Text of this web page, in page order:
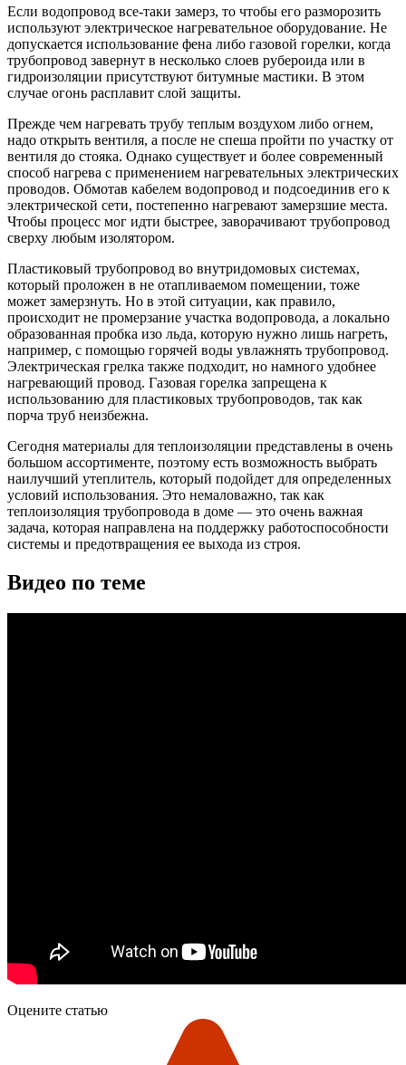
Если водопровод все-таки замерз, то чтобы его разморозить
используют электрическое нагревательное оборудование. Не
допускается использование фена либо газовой горелки, когда
трубопровод завернут в несколько слоев рубероида или в
гидроизоляции присутствуют битумные мастики. В этом
случае огонь расплавит слой защиты.
Прежде чем нагревать трубу теплым воздухом либо огнем,
надо открыть вентиля, а после не спеша пройти по участку от
вентиля до стояка. Однако существует и более современный
способ нагрева с применением нагревательных электрических
проводов. Обмотав кабелем водопровод и подсоединив его к
электрической сети, постепенно нагревают замерзшие места.
Чтобы процесс мог идти быстрее, заворачивают трубопровод
сверху любым изолятором.
Пластиковый трубопровод во внутридомовых системах,
который проложен в не отапливаемом помещении, тоже
может замерзнуть. Но в этой ситуации, как правило,
происходит не промерзание участка водопровода, а локально
образованная пробка изо льда, которую нужно лишь нагреть,
например, с помощью горячей воды увлажнять трубопровод.
Электрическая грелка также подходит, но намного удобнее
нагревающий провод. Газовая горелка запрещена к
использованию для пластиковых трубопроводов, так как
порча труб неизбежна.
Сегодня материалы для теплоизоляции представлены в очень
большом ассортименте, поэтому есть возможность выбрать
наилучший утеплитель, который подойдет для определенных
условий использования. Это немаловажно, так как
теплоизоляция трубопровода в доме — это очень важная
задача, которая направлена на поддержку работоспособности
системы и предотвращения ее выхода из строя.
Видео по теме
Оцените статью